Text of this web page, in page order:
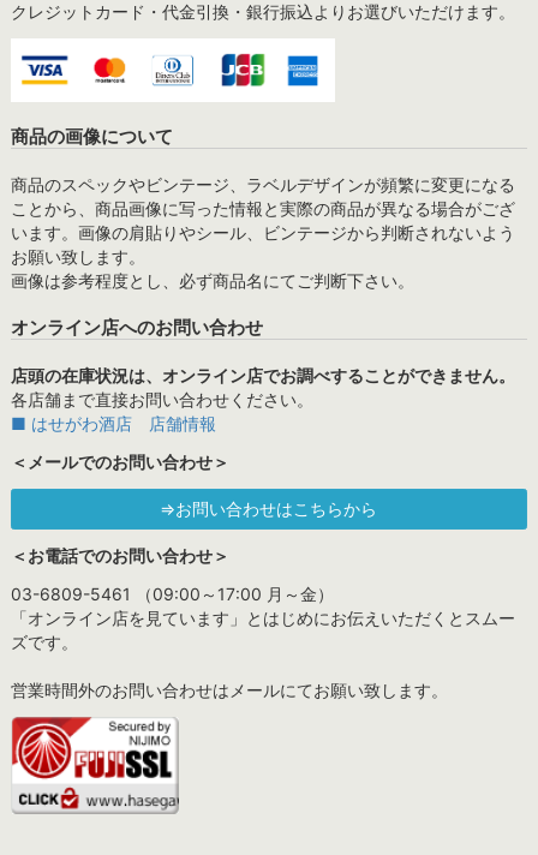
クレジットカード・代金引換・銀行振込よりお選びいただけます。
商品の画像について
商品のスペックやビンテージ、ラベルデザインが頻繁に変更になる
ことから、商品画像に写った情報と実際の商品が異なる場合がござ
います。画像の肩貼りやシール、ビンテージから判断されないよう
お願い致します。
画像は参考程度とし、必ず商品名にてご判断下さい。
オンライン店へのお問い合わせ
店頭の在庫状況は、オンライン店でお調べすることができません。
各店舗まで直接お問い合わせください。
■ はせがわ酒店 店舗情報
＜メールでのお問い合わせ＞
⇒お問い合わせはこちらから
＜お電話でのお問い合わせ＞
03-6809-5461 （09:00～17:00 月～金）
「オンライン店を見ています」とはじめにお伝えいただくとスムー
ズです。
営業時間外のお問い合わせはメールにてお願い致します。